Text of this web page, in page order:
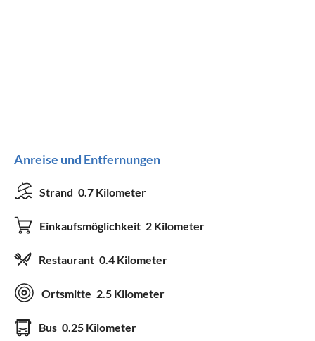
Anreise und Entfernungen
Strand 0.7 Kilometer
Einkaufsmöglichkeit 2 Kilometer
Restaurant 0.4 Kilometer
Ortsmitte 2.5 Kilometer
Bus 0.25 Kilometer